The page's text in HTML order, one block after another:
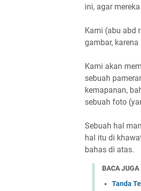
ini, agar
Kami (abu abd
gambar,
Kami akan
sebuah
kemapanan,
sebuah foto
Sebuah hal
hal itu di
bahas di atas.
BACA JUGA
Tanda